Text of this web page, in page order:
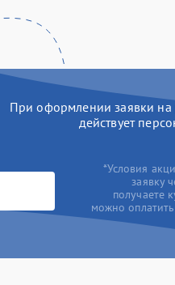
При оформлении заявки на
действует
*Условия
заявку
получаете
можно